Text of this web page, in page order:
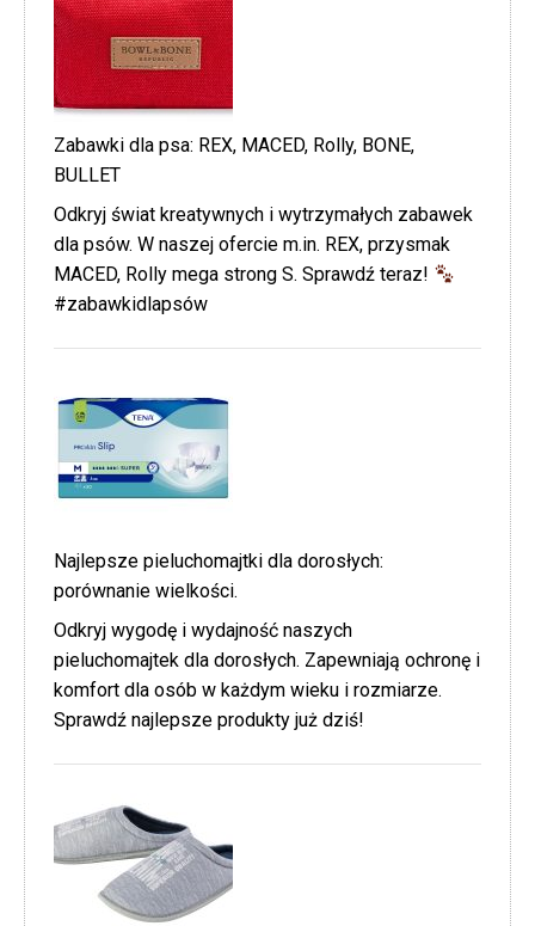
Zabawki dla psa: REX, MACED, Rolly, BONE,
BULLET
Odkryj świat kreatywnych i wytrzymałych zabawek
dla psów. W naszej ofercie m.in. REX, przysmak
MACED, Rolly mega strong S. Sprawdź teraz!
#zabawkidlapsów
Najlepsze pieluchomajtki dla dorosłych:
porównanie wielkości.
Odkryj wygodę i wydajność naszych
pieluchomajtek dla dorosłych. Zapewniają ochronę i
komfort dla osób w każdym wieku i rozmiarze.
Sprawdź najlepsze produkty już dziś!